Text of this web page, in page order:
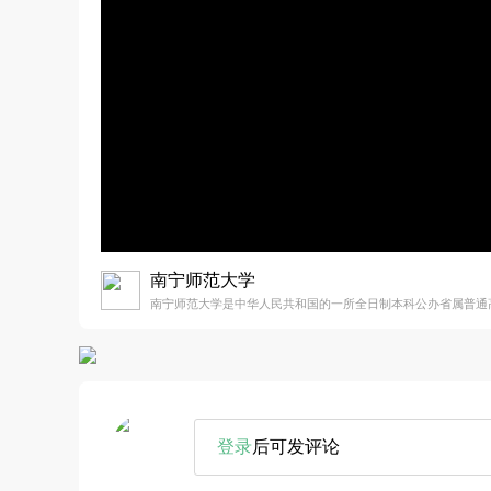
南宁师范大学
南宁师范大学是中华人民共和国的一所全日制本科公办省属普通
登录后可发评论